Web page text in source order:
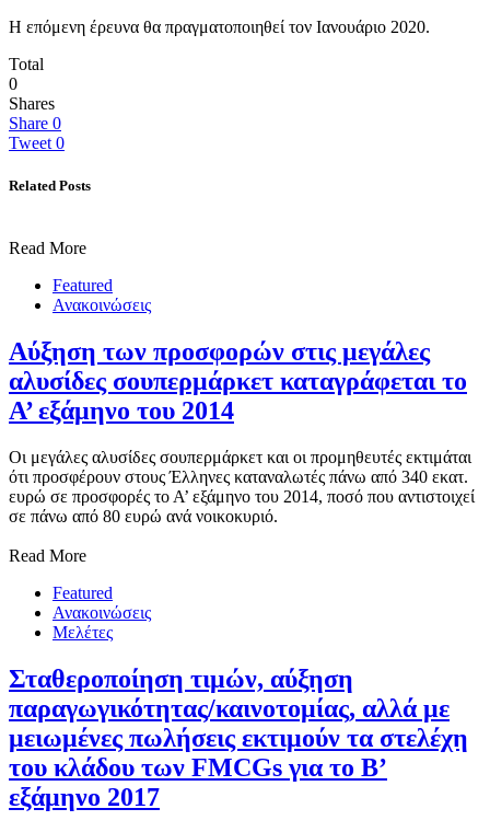
Η επόμενη έρευνα θα πραγματοποιηθεί τον Ιανουάριο 2020.
Total
0
Shares
Share 0
Tweet 0
Related Posts
Read More
Featured
Ανακοινώσεις
Αύξηση των προσφορών στις μεγάλες
αλυσίδες σουπερμάρκετ καταγράφεται το
Α’ εξάμηνο του 2014
Οι μεγάλες αλυσίδες σουπερμάρκετ και οι προμηθευτές εκτιμάται
ότι προσφέρουν στους Έλληνες καταναλωτές πάνω από 340 εκατ.
ευρώ σε προσφορές το Α’ εξάμηνο του 2014, ποσό που αντιστοιχεί
σε πάνω από 80 ευρώ ανά νοικοκυριό.
Read More
Featured
Ανακοινώσεις
Μελέτες
Σταθεροποίηση τιμών, αύξηση
παραγωγικότητας/καινοτομίας, αλλά με
μειωμένες πωλήσεις εκτιμούν τα στελέχη
του κλάδου των FMCGs για το Β’
εξάμηνο 2017